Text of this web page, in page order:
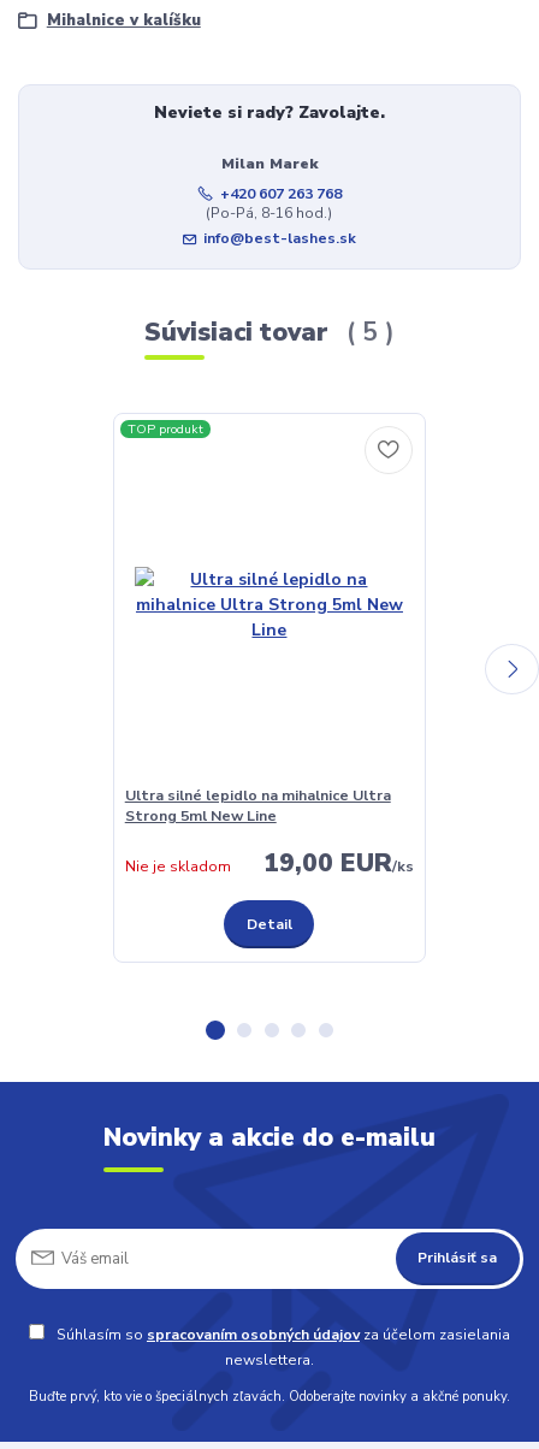
Mihalnice v kalíšku
Neviete si rady? Zavolajte.
Milan Marek
+420 607 263 768
(Po-Pá, 8-16 hod.)
info@best-lashes.sk
Súvisiaci tovar 5
TOP produkt
Ultra silné lepidlo na mihalnice Ultra
Strong 5ml New Line
19,00 EUR/ks
Nie je skladom
Detail
Novinky a akcie do e-mailu
Prihlásiť sa
Súhlasím so spracovaním osobných údajovza účelom zasielania
newslettera.
Buďte prvý, kto vie o špeciálnych zľavách. Odoberajte novinky a akčné ponuky.